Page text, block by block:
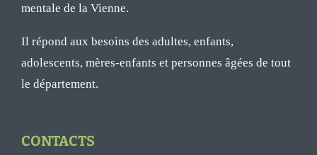
mentale de la Vienne.
Il répond aux besoins des adultes, enfants,
adolescents, mères-enfants et personnes âgées de tout
le département.
CONTACTS